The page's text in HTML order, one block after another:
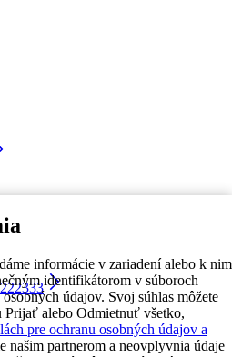
informácie v zariadení alebo k nim
identifikátorom v súboroch
údajov. Svoj súhlas môžete
alebo Odmietnuť všetko,
pre ochranu osobných údajov a
našim partnerom a neovplyvnia údaje